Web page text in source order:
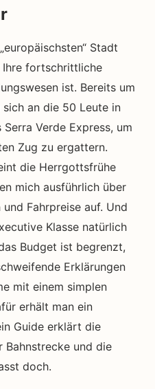
Stadt
Ihre fortschrittliche
ist. Bereits um
an die 50 Leute in
Verde Express, um
Zug zu ergattern.
die Herrgottsfrühe
mich ausführlich über
Fahrpreise auf. Und
Klasse natürlich
Budget ist begrenzt,
Erklärungen
mit einem simplen
erhält man ein
Guide erklärt die
Bahnstrecke und die
doch.